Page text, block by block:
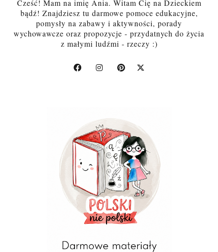
Cześć! Mam na imię Ania. Witam Cię na Dzieckiem
bądź! Znajdziesz tu darmowe pomoce edukacyjne,
pomysły na zabawy i aktywności, porady
wychowawcze oraz propozycje - przydatnych do życia
z małymi ludźmi - rzeczy :)